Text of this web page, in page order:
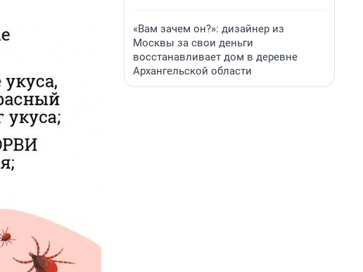
«Вам зачем он?»: дизайнер из
Москвы за свои деньги
восстанавливает дом в деревне
Архангельской области